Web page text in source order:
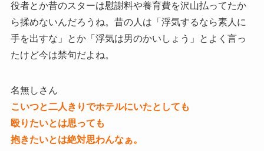
役者とか昔のスターは慰謝料や養育費を沢山払ってたか
ら揉めないんだろうね。昔の人は「浮気するなら素人に
手を出すな」とか「浮気は男のかいしょう」とよく言っ
たけど今は禁句だよね。
名無しさん
こいつと二人きりでホテルにいたとしても
殴りたいとは思っても
抱きたいとは絶対思わんなぁ。